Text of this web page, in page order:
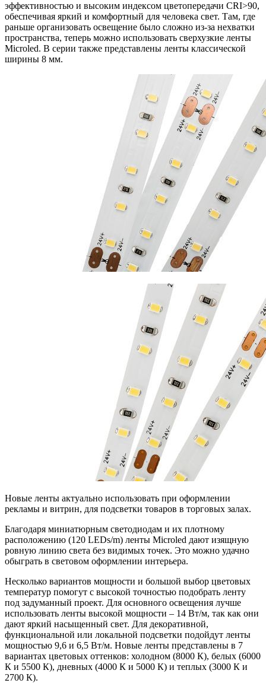
эффективностью и высоким индексом цветопередачи CRI>90,
обеспечивая яркий и комфортный для человека свет. Там, где
раньше организовать освещение было сложно из-за нехватки
пространства, теперь можно использовать сверхузкие ленты
Microled. В серии также представлены ленты классической
ширины 8 мм.
Новые ленты актуально использовать при оформлении
рекламы и витрин, для подсветки товаров в торговых залах.
Благодаря миниатюрным светодиодам и их плотному
расположению (120 LEDs/m) ленты Microled дают изящную
ровную линию света без видимых точек. Это можно удачно
обыграть в световом оформлении интерьера.
Несколько вариантов мощности и большой выбор цветовых
температур помогут с высокой точностью подобрать ленту
под задуманный проект. Для основного освещения лучше
использовать ленты высокой мощности – 14 Вт/м, так как они
дают яркий насыщенный свет. Для декоративной,
функциональной или локальной подсветки подойдут ленты
мощностью 9,6 и 6,5 Вт/м. Новые ленты представлены в 7
вариантах цветовых оттенков: холодном (8000 К), белых (6000
К и 5500 К), дневных (4000 К и 5000 К) и теплых (3000 К и
2700 К).